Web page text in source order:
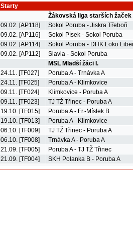
Starty
Žákovská liga starších žaček
09.02. [AP118]
Sokol Poruba - Jiskra Třeboň
09.02. [AP116]
Sokol Písek - Sokol Poruba
09.02. [AP114]
Sokol Poruba - DHK Loko
09.02. [AP112]
Slavia - Sokol Poruba
MSL Mladší žáci I.
24.11. [TF027]
Poruba A - Trnávka A
24.11. [TF025]
Poruba A - Klimkovice
09.11. [TF024]
Klimkovice - Poruba A
09.11. [TF023]
TJ TŽ Třinec - Poruba A
19.10. [TF015]
Poruba A - Fr.-Místek B
19.10. [TF013]
Poruba A - Klimkovice
06.10. [TF009]
TJ TŽ Třinec - Poruba A
06.10. [TF008]
Trnávka A - Poruba A
21.09. [TF005]
Poruba A - TJ TŽ Třinec
21.09. [TF004]
SKH Polanka B - Poruba A